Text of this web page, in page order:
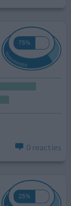
0 reacties